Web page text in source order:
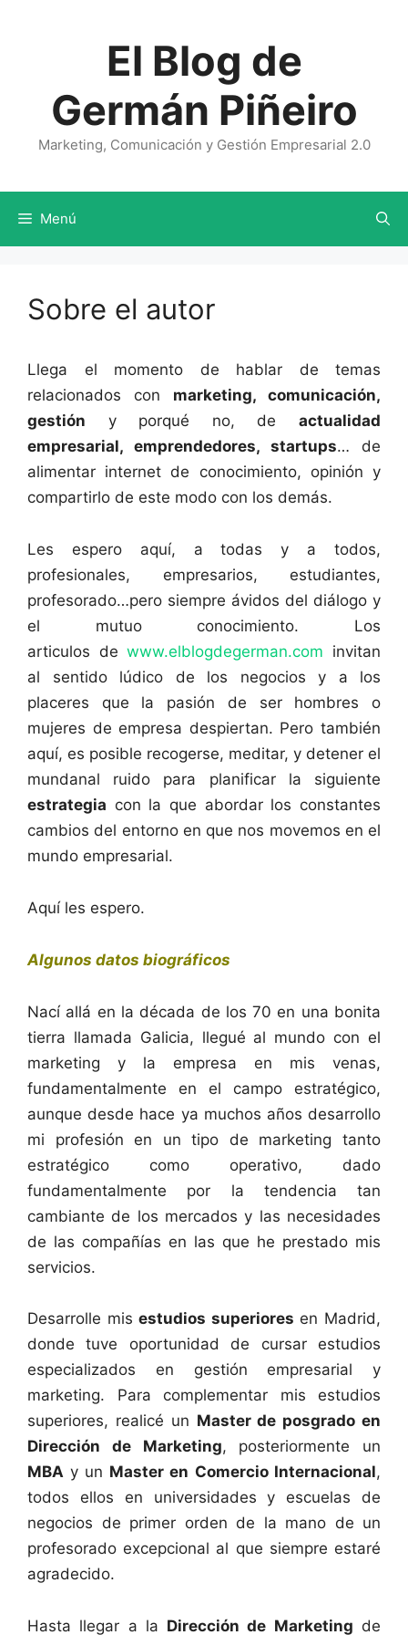
El Blog de
Germán Piñeiro
Marketing, Comunicación y Gestión Empresarial 2.0
Menú
Sobre el autor
Llega el momento de hablar de temas
relacionados con marketing, comunicación,
gestión y porqué no, de actualidad
empresarial, emprendedores, startups… de
alimentar internet de conocimiento, opinión y
compartirlo de este modo con los demás.
Les espero aquí, a todas y a todos,
profesionales, empresarios, estudiantes,
profesorado…pero siempre ávidos del diálogo y
el mutuo conocimiento. Los
articulos dewww.elblogdegerman.com invitan
al sentido lúdico de los negocios y a los
placeres que la pasión de ser hombres o
mujeres de empresa despiertan. Pero también
aquí, es posible recogerse, meditar, y detener el
mundanal ruido para planificar la siguiente
estrategia con la que abordar los constantes
cambios del entorno en que nos movemos en el
mundo empresarial.
Aquí les espero.
Algunos datos biográficos
Nací allá en la década de los 70 en una bonita
tierra llamada Galicia, llegué al mundo con el
marketing y la empresa en mis venas,
fundamentalmente en el campo estratégico,
aunque desde hace ya muchos años desarrollo
mi profesión en un tipo de marketing tanto
estratégico como operativo, dado
fundamentalmente por la tendencia tan
cambiante de los mercados y las necesidades
de las compañías en las que he prestado mis
servicios.
Desarrolle misestudios superiores en Madrid,
donde tuve oportunidad de cursar estudios
especializados en gestión empresarial y
marketing. Para complementar mis estudios
superiores, realicé un Master de posgrado en
Dirección de Marketing, posteriormente un
MBA y un Master en Comercio Internacional,
todos ellos en universidades y escuelas de
negocios de primer orden de la mano de un
profesorado excepcional al que siempre estaré
agradecido.
Hasta llegar a la Dirección de Marketing de